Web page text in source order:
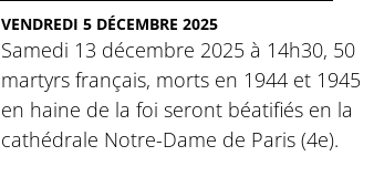
VENDREDI 5 DÉCEMBRE 2025
Samedi 13 décembre 2025 à 14h30, 50
martyrs français, morts en 1944 et 1945
en haine de la foi seront béatifiés en la
cathédrale Notre-Dame de Paris (4e).